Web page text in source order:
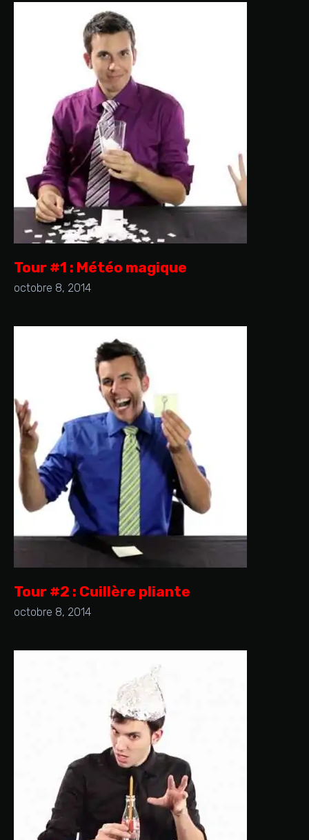
Tour #1 : Météo magique
octobre 8, 2014
Tour #2 : Cuillère pliante
octobre 8, 2014